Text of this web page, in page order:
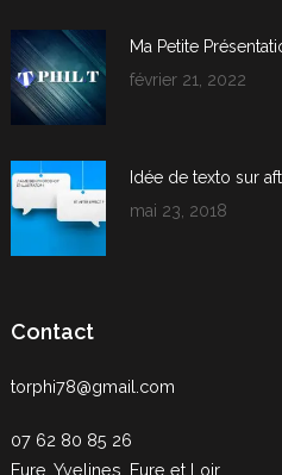
Ma Petite
février 21, 2022
Idée de texto sur
mai 23, 2018
Contact
torphi78@gmail.com
07 62 80 85 26
Eure, Yvelines, Eure et Loir